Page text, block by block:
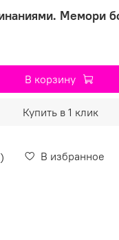
Мемори
В избранное
В корзину
Купить в 1 клик